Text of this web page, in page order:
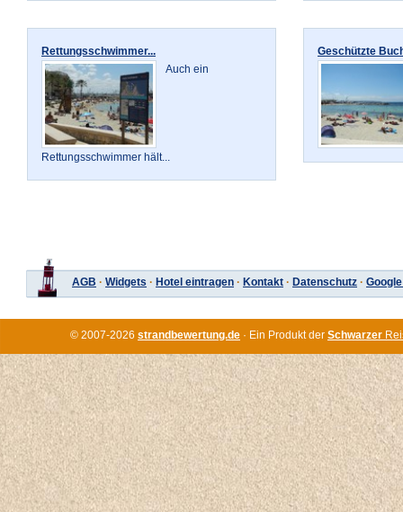
Rettungsschwimmer...
Auch ein
Rettungsschwimmer hält...
Geschützte
AGB · Widgets · Hotel eintragen · Kontakt · Datenschutz ·
© 2007-2026 strandbewertung.de · Ein Produkt der Schwarzer